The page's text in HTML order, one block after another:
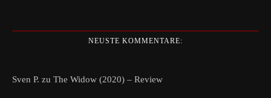
NEUSTE KOMMENTARE:
Sven P. zu The Widow (2020) – Review